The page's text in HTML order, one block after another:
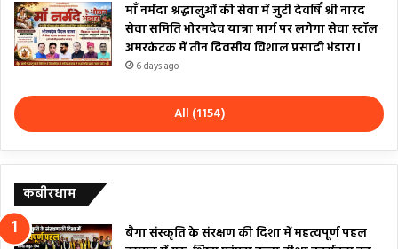
माँ नर्मदा श्रद्धालुओं की सेवा में जुटी देवर्षि श्री नारद
सेवा समिति भोरमदेव यात्रा मार्ग पर लगेगा सेवा स्टॉल
अमरकंटक में तीन दिवसीय विशाल प्रसादी भंडारा।
6 days ago
All (1154)
कबीरधाम
बैगा संस्कृति के संरक्षण की दिशा में महत्वपूर्ण पहल